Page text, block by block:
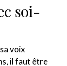
soi-
voix
il faut être